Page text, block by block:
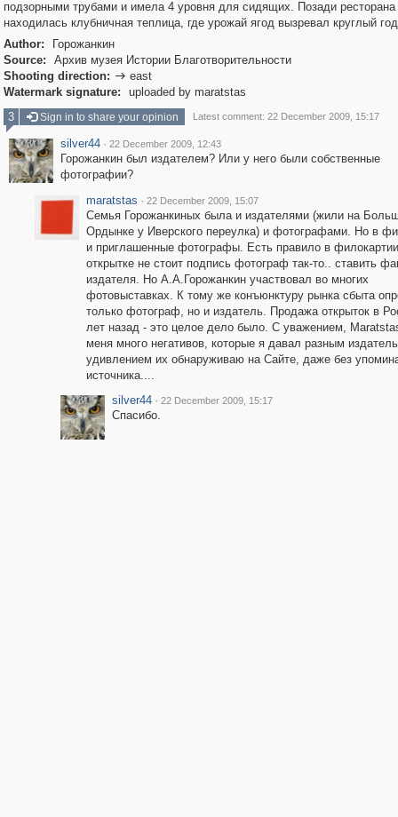
подзорными трубами и имела 4 уровня для сидящих. Позади ресторана
находилась клубничная теплица, где урожай ягод вызревал круглый
Author:
Горожанкин
Source:
Архив музея Истории Благотворительности
Shooting direction:  east
Watermark signature:
uploaded by maratstas
3
Sign in to share your opinion Latest comment: 22 December 2009, 15:17
silver44 · 22 December 2009, 12:43
Горожанкин был издателем? Или у него были собственные
фотографии?
maratstas · 22 December 2009, 15:07
Семья Горожанкиных была и издателями (жили на
Ордынке у Иверского переулка) и фотографами. Но в
и приглашенные фотографы. Есть правило в
открытке не стоит подпись фотограф так-то.. ставить
издателя. Но А.А.Горожанкин участвовал во многих
фотовыставках. К тому же конъюнктуру рынка сбыта
только фотограф, но и издатель. Продажа открыток в
лет назад - это целое дело было. С уважением,
меня много негативов, которые я давал разным
удивлением их обнаруживаю на Сайте, даже без
источника....
silver44 · 22 December 2009, 15:17
Спасибо.